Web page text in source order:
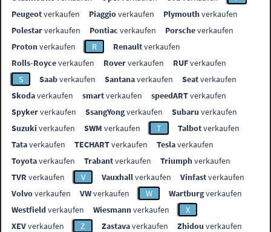
Peugeotverkaufen Piaggioverkaufen Plymouthverkaufen
Polestarverkaufen Pontiac verkaufen Porscheverkaufen
Protonverkaufen R Renaultverkaufen
Rolls-Royceverkaufen Roververkaufen RUFverkaufen
S
Saabverkaufen Santanaverkaufen Seatverkaufen
Skodaverkaufen smartverkaufen speedARTverkaufen
Spykerverkaufen SsangYongverkaufen Subaru verkaufen
Suzuki verkaufen SWM verkaufen T Talbotverkaufen
Tataverkaufen TECHARTverkaufen Teslaverkaufen
Toyotaverkaufen Trabantverkaufen Triumphverkaufen
TVR verkaufen V Vauxhallverkaufen Vinfastverkaufen
Volvoverkaufen VWverkaufen W Wartburgverkaufen
Westfieldverkaufen Wiesmannverkaufen
X
XEVverkaufen Z Zastavaverkaufen Zhidou verkaufen